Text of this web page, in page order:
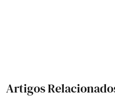
Artigos